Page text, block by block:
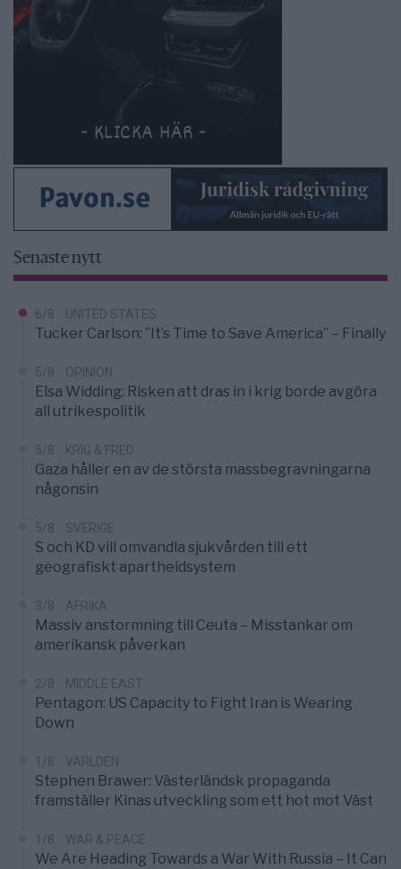
Senaste nytt
6/8 UNITED STATES
Tucker Carlson: ”It’s Time to Save America” – Finally
5/8 OPINION
Elsa Widding: Risken att dras in i krig borde avgöra
all utrikespolitik
5/8 KRIG & FRED
Gaza håller en av de största massbegravningarna
någonsin
5/8 SVERIGE
S och KD vill omvandla sjukvården till ett
geografiskt apartheidsystem
3/8 AFRIKA
Massiv anstormning till Ceuta – Misstankar om
amerikansk påverkan
2/8 MIDDLE EAST
Pentagon: US Capacity to Fight Iran is Wearing
Down
1/8 VÄRLDEN
Stephen Brawer: Västerländsk propaganda
framställer Kinas utveckling som ett hot mot Väst
1/8 WAR & PEACE
We Are Heading Towards a War With Russia – It Can